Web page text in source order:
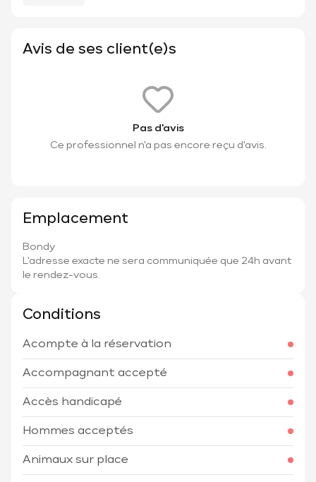
Avis de ses client(e)s
Pas d'avis
Ce professionnel n'a pas encore reçu d'avis.
Emplacement
Bondy
L'adresse exacte ne sera communiquée que 24h avant
le rendez-vous.
Conditions
Acompte à la réservation
Accompagnant accepté
Accès handicapé
Hommes acceptés
Animaux sur place